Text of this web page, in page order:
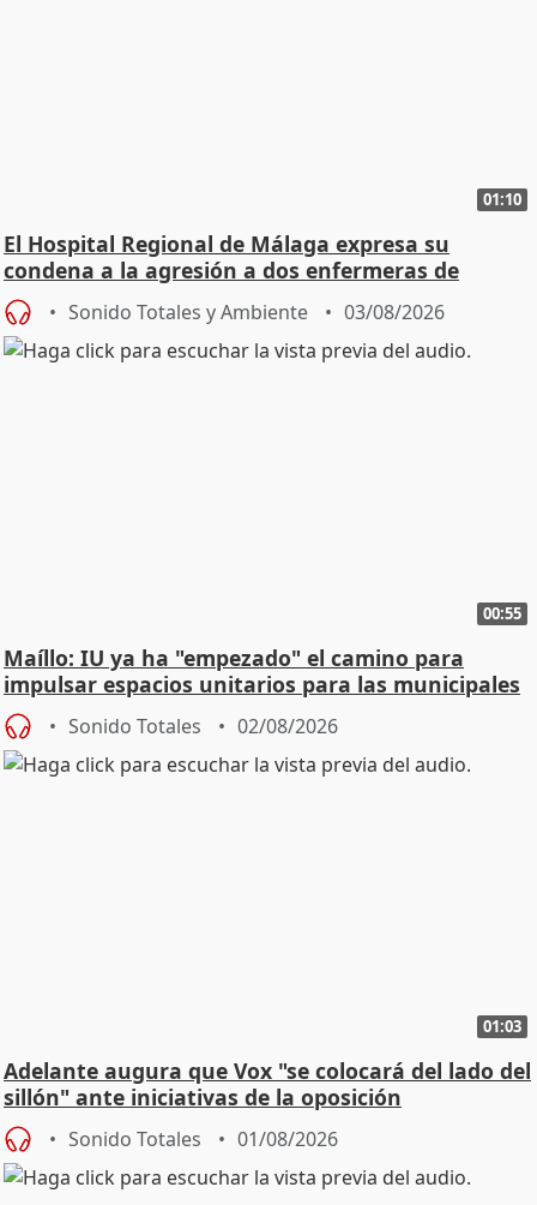
01:10
El Hospital Regional de Málaga expresa su
condena a la agresión a dos enfermeras de
Urgencias
Sonido Totales y Ambiente 03/08/2026
00:55
Maíllo: IU ya ha "empezado" el camino para
impulsar espacios unitarios para las municipales
Sonido Totales 02/08/2026
01:03
Adelante augura que Vox "se colocará del lado del
sillón" ante iniciativas de la oposición
Sonido Totales 01/08/2026